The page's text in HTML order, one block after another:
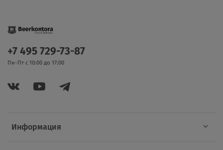
Информация
+7 495 729-73-87
Пн-Пт с 10:00 до 17:00